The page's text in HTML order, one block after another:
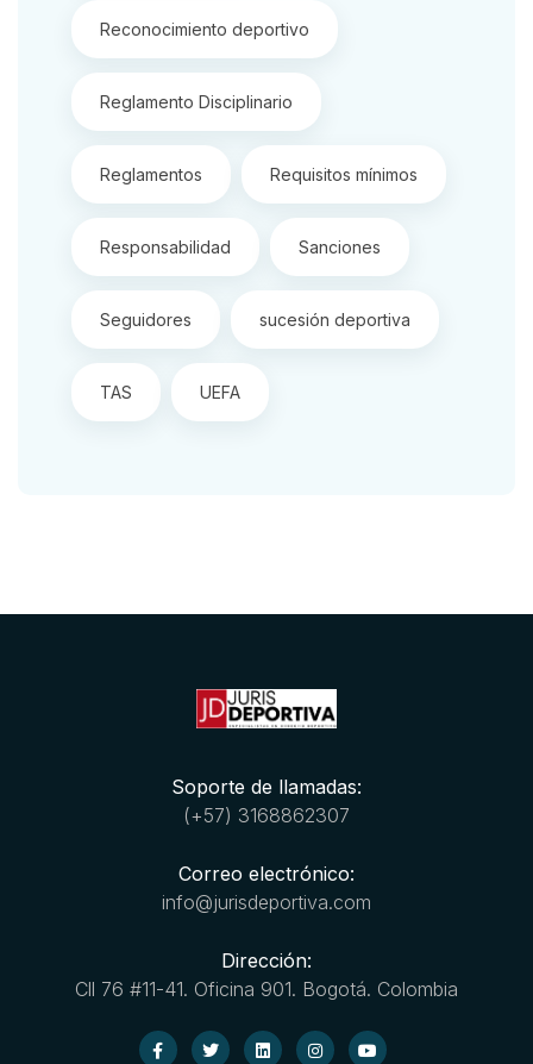
Reconocimiento deportivo
Reglamento Disciplinario
Reglamentos Requisitos mínimos
Responsabilidad Sanciones
Seguidores sucesión deportiva
TAS UEFA
Soporte de llamadas:
(+57) 3168862307
Correo electrónico:
info@jurisdeportiva.com
Dirección:
Cll 76 #11-41. Oficina 901. Bogotá. Colombia